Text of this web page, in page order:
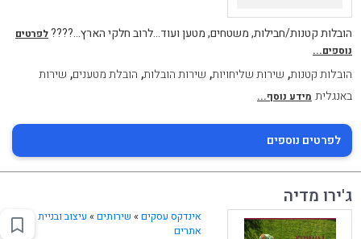
הובלות קטנות/חבילות, משטחים, מטען ועוד…לרוב חלקי הארץ…????לפרטים
נוספים...
הובלות קטנות, שירות שליחויות, שירות הובלות, הובלת מטענים, שירות
באנגלית מידע נוסף...
לפרטים נוספים
ג'ירו מדיה
אינדקס עסקים » שירותים» עיצוב ובניית
אתרים